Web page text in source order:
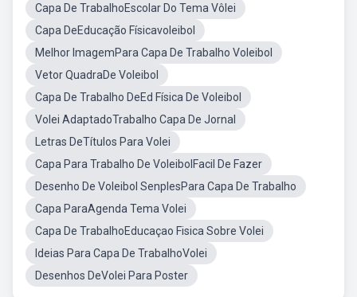
Capa De TrabalhoEscolar Do Tema Vôlei
Capa DeEducação Físicavoleibol
Melhor ImagemPara Capa De Trabalho Voleibol
Vetor QuadraDe Voleibol
Capa De Trabalho DeEd Física De Voleibol
Volei AdaptadoTrabalho Capa De Jornal
Letras DeTítulos Para Volei
Capa Para Trabalho De VoleibolFacil De Fazer
Desenho De Voleibol SenplesPara Capa De Trabalho
Capa ParaAgenda Tema Volei
Capa De TrabalhoEducaçao Fisica Sobre Volei
Ideias Para Capa De TrabalhoVolei
Desenhos DeVolei Para Poster